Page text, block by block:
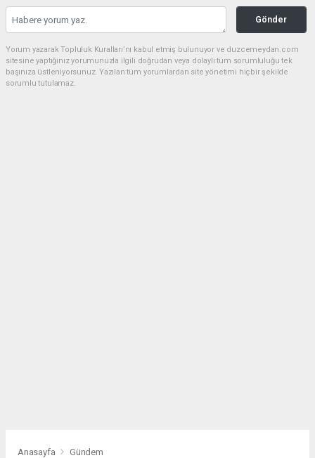
Gönder
Yorum yazarak Topluluk Kuralları’nı kabul etmiş bulunuyor ve duzcemeydan.com
sitesine yaptığınız yorumunuzla ilgili doğrudan veya dolaylı tüm sorumluluğu tek
başınıza üstleniyorsunuz. Yazılan tüm yorumlardan site yönetimi hiçbir şekilde
sorumlu tutulamaz.
Anasayfa Gündem